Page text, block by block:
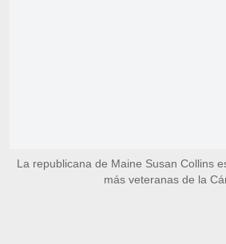
La republicana de Maine Susan Collins
más veteranas de la